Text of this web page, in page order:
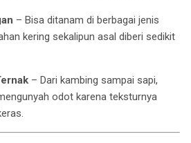
– Bisa ditanam di berbagai jenis
kering sekalipun asal diberi sedikit
– Dari kambing sampai sapi,
odot karena teksturnya